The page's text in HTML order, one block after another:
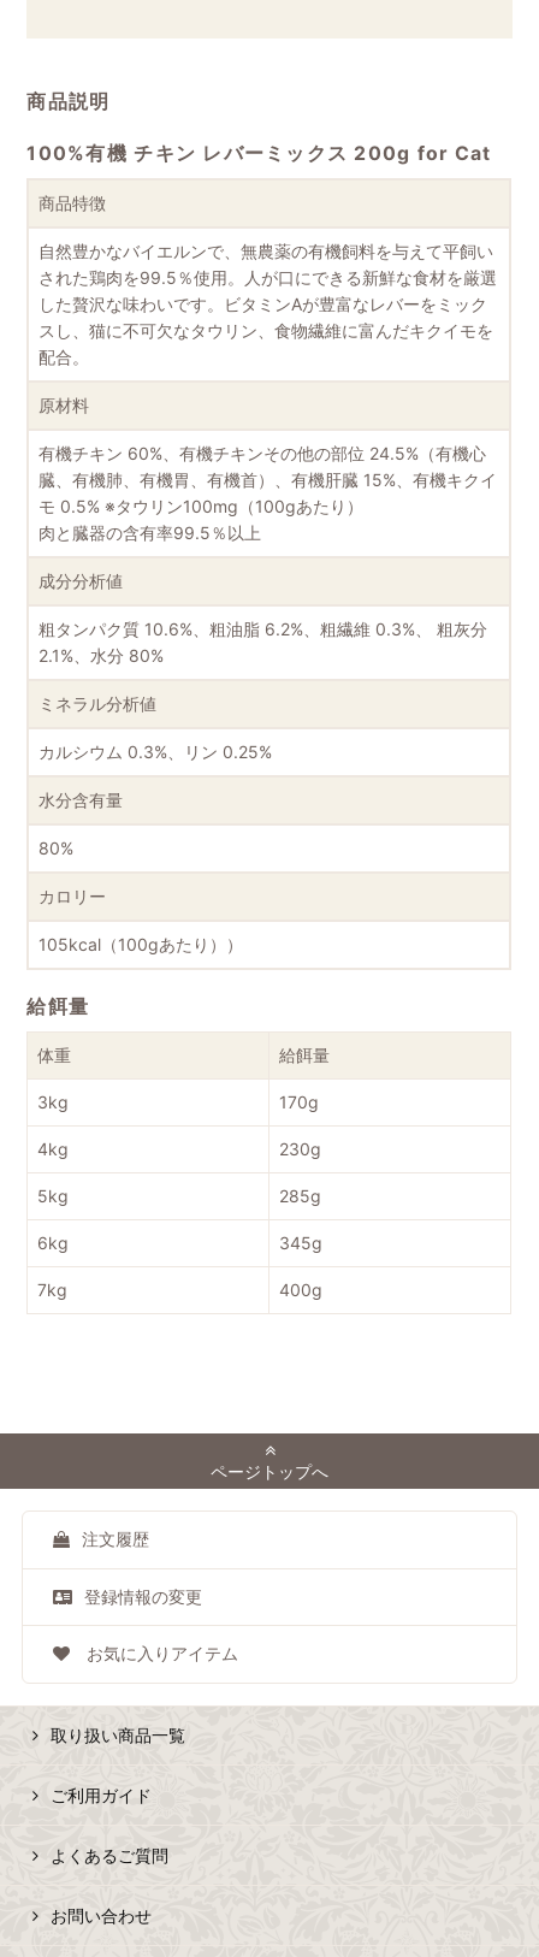
商品説明
100%有機 チキン レバーミックス 200g for Cat
商品特徴
自然豊かなバイエルンで、無農薬の有機飼料を与えて平飼い
された鶏肉を99.5％使用。人が口にできる新鮮な食材を厳選
した贅沢な味わいです。ビタミンAが豊富なレバーをミック
スし、猫に不可欠なタウリン、食物繊維に富んだキクイモを
配合。
原材料
有機チキン 60%、有機チキンその他の部位 24.5%（有機心
臓、有機肺、有機胃、有機首）、有機肝臓 15%、有機キクイ
モ 0.5% ※タウリン100mg（100gあたり）
肉と臓器の含有率99.5％以上
成分分析値
粗タンパク質 10.6%、粗油脂 6.2%、粗繊維 0.3%、 粗灰分
2.1%、水分 80%
ミネラル分析値
カルシウム 0.3%、リン 0.25%
水分含有量
80%
カロリー
105kcal（100gあたり））
給餌量
体重 給餌量
3kg 170g
4kg 230g
5kg 285g
6kg 345g
7kg 400g
ページトップへ
注文履歴
登録情報の変更
お気に入りアイテム
取り扱い商品一覧
ご利用ガイド
よくあるご質問
お問い合わせ